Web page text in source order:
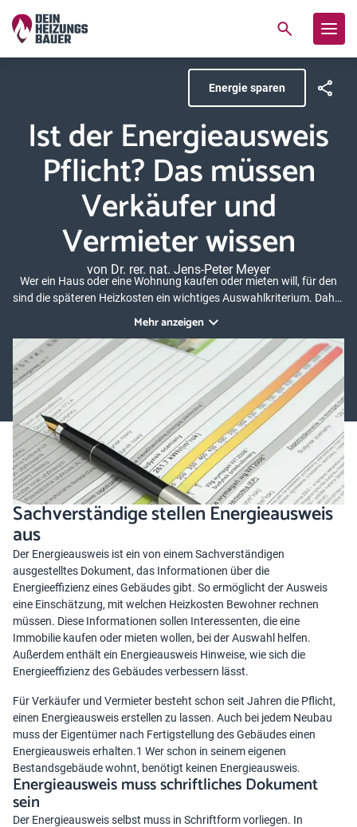
Energie sparen
Ist der Energieausweis
Pflicht? Das müssen
Verkäufer und
Vermieter wissen
von Dr. rer. nat. Jens-Peter Meyer
Wer ein Haus oder eine Wohnung kaufen oder mieten will, für den
sind die späteren Heizkosten ein wichtiges Auswahlkriterium. Daher
über den energetischen Zustand des Gebäudes gibt. Wir schaffen
im Folgenden Klarheit darüber, was es mit der Pflicht zum
Energieausweis auf sich hat, in welchen Fällen er vorliegen muss
und worin der Unterschied zwischen Verbrauchs- und
Bedarfsausweis besteht.
Mehr anzeigen
Sachverständige stellen Energieausweis
aus
Der Energieausweis ist ein von einem Sachverständigen
ausgestelltes Dokument, das Informationen über die
Energieeffizienz eines Gebäudes gibt. So ermöglicht der Ausweis
eine Einschätzung, mit welchen Heizkosten Bewohner rechnen
müssen. Diese Informationen sollen Interessenten, die eine
Immobilie kaufen oder mieten wollen, bei der Auswahl helfen.
Außerdem enthält ein Energieausweis Hinweise, wie sich die
Energieeffizienz des Gebäudes verbessern lässt.
Für Verkäufer und Vermieter besteht schon seit Jahren die Pflicht,
einen Energieausweis erstellen zu lassen. Auch bei jedem Neubau
muss der Eigentümer nach Fertigstellung des Gebäudes einen
Energieausweis erhalten.1 Wer schon in seinem eigenen
Bestandsgebäude wohnt, benötigt keinen Energieausweis.
Energieausweis muss schriftliches Dokument
sein
Der Energieausweis selbst muss in Schriftform vorliegen. In